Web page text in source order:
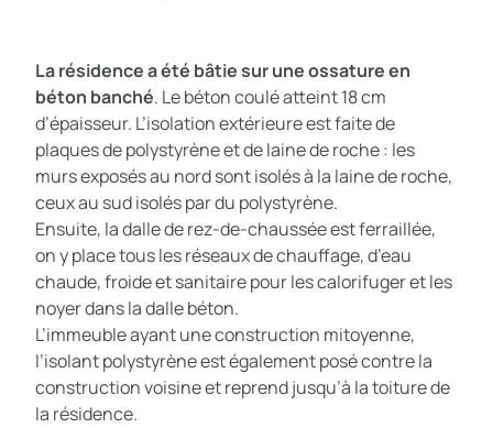
La résidence a été bâtie sur une ossature en
béton banché. Le béton coulé atteint 18 cm
d’épaisseur. L’isolation extérieure est faite de
plaques de polystyrène et de laine de roche : les
murs exposés au nord sont isolés à la laine de roche,
ceux au sud isolés par du polystyrène.
Ensuite, la dalle de rez-de-chaussée est ferraillée,
on y place tous les réseaux de chauffage, d’eau
chaude, froide et sanitaire pour les calorifuger et les
noyer dans la dalle béton.
L’immeuble ayant une construction mitoyenne,
l’isolant polystyrène est également posé contre la
construction voisine et reprend jusqu’à la toiture de
la résidence.